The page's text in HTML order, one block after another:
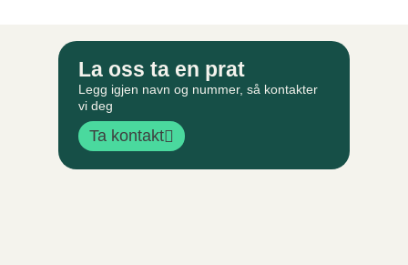
La oss ta en prat
Legg igjen navn og nummer, så kontakter
vi deg
Ta kontakt